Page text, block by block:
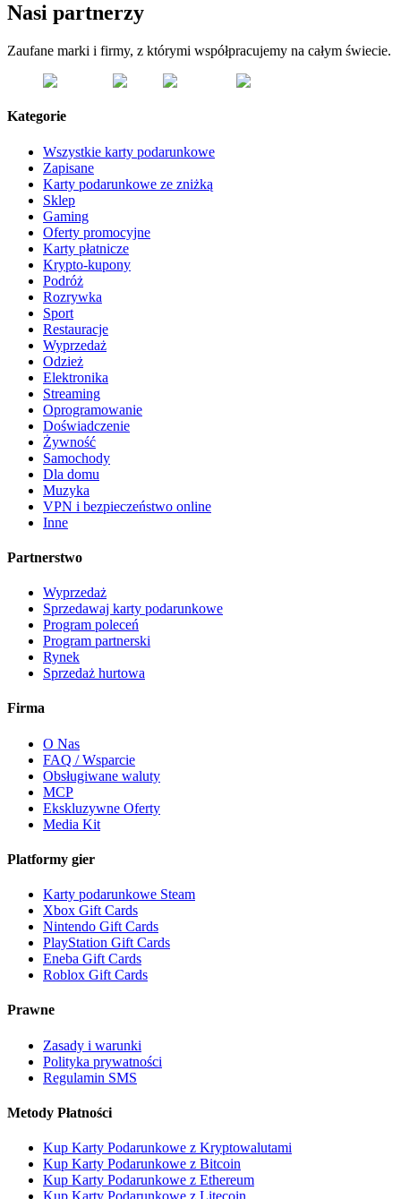
Nasi partnerzy
Zaufane marki i firmy, z którymi współpracujemy na całym świecie.
Kategorie
Wszystkie karty podarunkowe
Zapisane
Karty podarunkowe ze zniżką
Sklep
Gaming
Oferty promocyjne
Karty płatnicze
Krypto-kupony
Podróż
Rozrywka
Sport
Restauracje
Wyprzedaż
Odzież
Elektronika
Streaming
Oprogramowanie
Doświadczenie
Żywność
Samochody
Dla domu
Muzyka
VPN i bezpieczeństwo online
Inne
Partnerstwo
Wyprzedaż
Sprzedawaj karty podarunkowe
Program poleceń
Program partnerski
Rynek
Sprzedaż hurtowa
Firma
O Nas
FAQ / Wsparcie
Obsługiwane waluty
MCP
Ekskluzywne Oferty
Media Kit
Platformy gier
Karty podarunkowe Steam
Xbox Gift Cards
Nintendo Gift Cards
PlayStation Gift Cards
Eneba Gift Cards
Roblox Gift Cards
Prawne
Zasady i warunki
Polityka prywatności
Regulamin SMS
Metody Płatności
Kup Karty Podarunkowe z Kryptowalutami
Kup Karty Podarunkowe z Bitcoin
Kup Karty Podarunkowe z Ethereum